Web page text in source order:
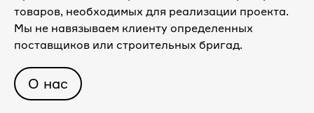
товаров, необходимых для реализации проекта.
Мы не навязываем клиенту определенных
поставщиков или строительных бригад.
О нас